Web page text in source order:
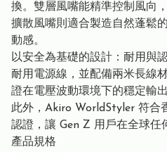
換。雙層⾵嘴能精準控制⾵向
擴散⾵嘴則適合製造⾃然蓬鬆
動感。
以安全為基礎的設計：耐⽤與
耐⽤電源線，並配備兩⽶⻑線
證在電壓波動環境下的穩定輸出
此外，Akiro WorldStyler 符合
認證，讓 Gen Z ⽤戶在全球任
產品規格